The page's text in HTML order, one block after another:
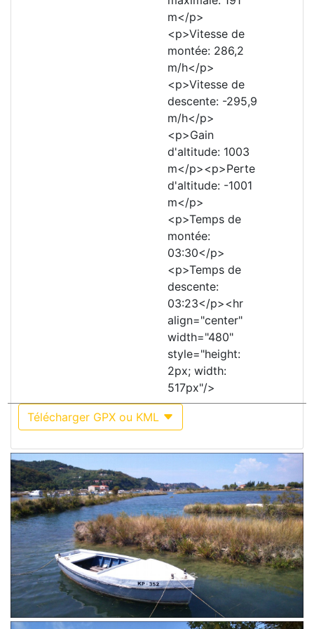
m</p>
<p>Vitesse de
montée: 286,2
m/h</p>
<p>Vitesse de
descente: -295,9
m/h</p>
<p>Gain
d'altitude: 1003
m</p><p>Perte
d'altitude: -1001
m</p>
<p>Temps de
montée:
03:30</p>
<p>Temps de
descente:
03:23</p><hr
align="center"
width="480"
style="height:
2px; width:
517px"/>
Télécharger GPX ou KML